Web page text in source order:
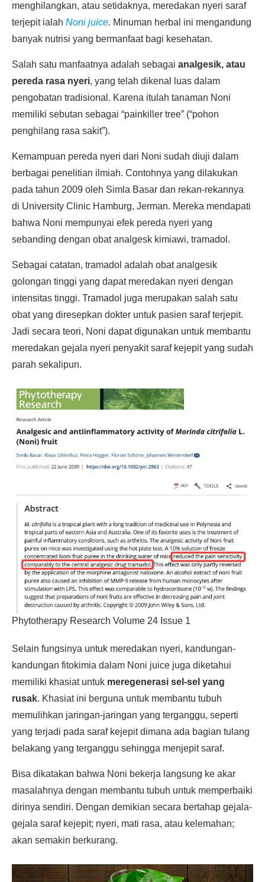
menghilangkan, atau setidaknya, meredakan nyeri saraf
terjepit ialah Noni juice. Minuman herbal ini mengandung
banyak nutrisi yang bermanfaat bagi kesehatan.
Salah satu manfaatnya adalah sebagai analgesik, atau
pereda rasa nyeri, yang telah dikenal luas dalam
pengobatan tradisional. Karena itulah tanaman Noni
memiliki sebutan sebagai “painkiller tree” (“pohon
penghilang rasa sakit”).
Kemampuan pereda nyeri dari Noni sudah diuji dalam
berbagai penelitian ilmiah. Contohnya yang dilakukan
pada tahun 2009 oleh Simla Basar dan rekan-rekannya
di University Clinic Hamburg, Jerman. Mereka mendapati
bahwa Noni mempunyai efek pereda nyeri yang
sebanding dengan obat analgesk kimiawi, tramadol.
Sebagai catatan, tramadol adalah obat analgesik
golongan tinggi yang dapat meredakan nyeri dengan
intensitas tinggi. Tramadol juga merupakan salah satu
obat yang diresepkan dokter untuk pasien saraf terjepit.
Jadi secara teori, Noni dapat digunakan untuk membantu
meredakan gejala nyeri penyakit saraf kejepit yang sudah
parah sekalipun.
Phytotherapy Research Volume 24 Issue 1
Selain fungsinya untuk meredakan nyeri, kandungan-
kandungan fitokimia dalam Noni juice juga diketahui
memiliki khasiat untuk meregenerasi sel-sel yang
rusak. Khasiat ini berguna untuk membantu tubuh
memulihkan jaringan-jaringan yang terganggu, seperti
yang terjadi pada saraf kejepit dimana ada bagian tulang
belakang yang terganggu sehingga menjepit saraf.
Bisa dikatakan bahwa Noni bekerja langsung ke akar
masalahnya dengan membantu tubuh untuk memperbaiki
dirinya sendiri. Dengan demikian secara bertahap gejala-
gejala saraf kejepit; nyeri, mati rasa, atau kelemahan;
akan semakin berkurang.